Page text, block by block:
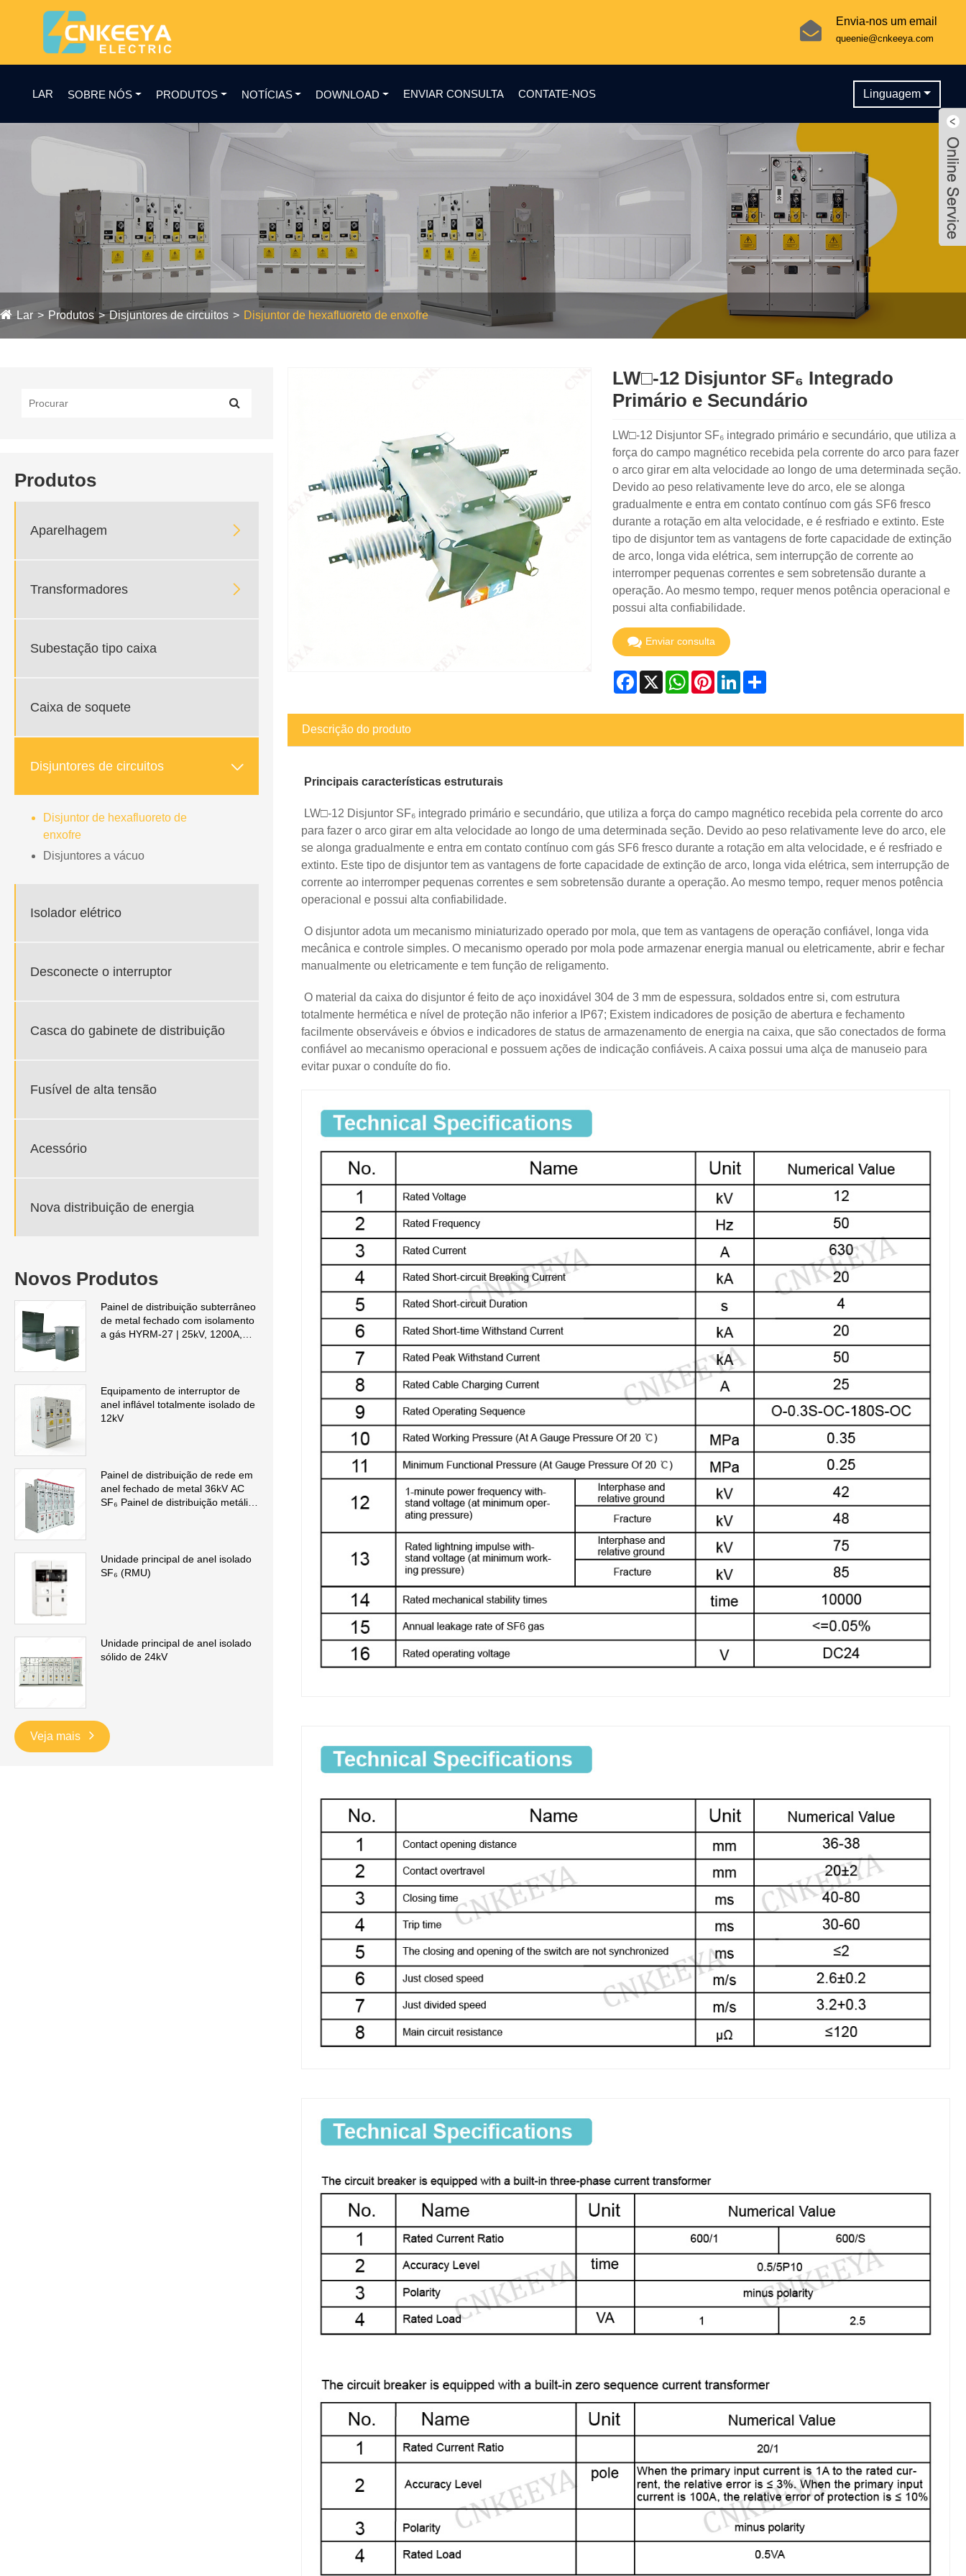
Envia-nos um email
queenie@cnkeeya.com
LAR SOBRE NÓS PRODUTOS NOTÍCIAS DOWNLOAD ENVIAR CONSULTA CONTATE-NOS Linguagem
Lar Produtos Disjuntores de circuitos Disjuntor de hexafluoreto de enxofre
Produtos
Aparelhagem 
Transformadores 
Subestação tipo caixa
Caixa de soquete
Disjuntores de circuitos 
Disjuntor de hexafluoreto de
enxofre
Disjuntores a vácuo
Isolador elétrico
Desconecte o interruptor
Casca do gabinete de distribuição
Fusível de alta tensão
Acessório
Nova distribuição de energia
Novos Produtos
Painel de distribuição subterrâneo
de metal fechado com isolamento
a gás HYRM-27 | 25kV, 1200A,
Equipamento de interruptor de
anel inflável totalmente isolado de
12kV
Painel de distribuição de rede em
anel fechado de metal 36kV AC
SF₆ Painel de distribuição metálico
Unidade principal de anel isolado
SF₆ (RMU)
Unidade principal de anel isolado
sólido de 24kV
Veja mais
LW□-12 Disjuntor SF₆ Integrado
Primário e Secundário
LW□-12 Disjuntor SF₆ integrado primário e secundário, que utiliza a
força do campo magnético recebida pela corrente do arco para fazer
o arco girar em alta velocidade ao longo de uma determinada seção.
Devido ao peso relativamente leve do arco, ele se alonga
gradualmente e entra em contato contínuo com gás SF6 fresco
durante a rotação em alta velocidade, e é resfriado e extinto. Este
tipo de disjuntor tem as vantagens de forte capacidade de extinção
de arco, longa vida elétrica, sem interrupção de corrente ao
interromper pequenas correntes e sem sobretensão durante a
operação. Ao mesmo tempo, requer menos potência operacional e
possui alta confiabilidade.
Enviar consulta
Facebook
X WhatsApp
PinterestLinkedInShare
Descrição do produto
Principais características estruturais
LW□-12 Disjuntor SF₆ integrado primário e secundário, que utiliza a força do campo magnético recebida pela corrente do arco
para fazer o arco girar em alta velocidade ao longo de uma determinada seção. Devido ao peso relativamente leve do arco, ele
se alonga gradualmente e entra em contato contínuo com gás SF6 fresco durante a rotação em alta velocidade, e é resfriado e
extinto. Este tipo de disjuntor tem as vantagens de forte capacidade de extinção de arco, longa vida elétrica, sem interrupção de
corrente ao interromper pequenas correntes e sem sobretensão durante a operação. Ao mesmo tempo, requer menos potência
operacional e possui alta confiabilidade.
O disjuntor adota um mecanismo miniaturizado operado por mola, que tem as vantagens de operação confiável, longa vida
mecânica e controle simples. O mecanismo operado por mola pode armazenar energia manual ou eletricamente, abrir e fechar
manualmente ou eletricamente e tem função de religamento.
O material da caixa do disjuntor é feito de aço inoxidável 304 de 3 mm de espessura, soldados entre si, com estrutura
totalmente hermética e nível de proteção não inferior a IP67; Existem indicadores de posição de abertura e fechamento
facilmente observáveis ​​e óbvios e indicadores de status de armazenamento de energia na caixa, que são conectados de forma
confiável ao mecanismo operacional e possuem ações de indicação confiáveis. A caixa possui uma alça de manuseio para
evitar puxar o conduíte do fio.